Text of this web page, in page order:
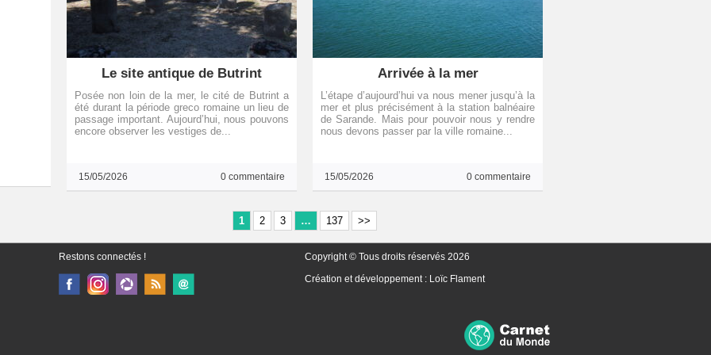
Le site antique de Butrint
Posée non loin de la mer, le cité de Butrint a
été durant la période greco romaine un lieu de
passage important. Aujourd’hui, nous pouvons
encore observer les vestiges de...
15/05/2026 0 commentaire
Arrivée à la mer
L’étape d’aujourd’hui va nous mener jusqu’à la
mer et plus précisément à la station balnéaire
de Sarande. Mais pour pouvoir nous y rendre
nous devons passer par la ville romaine...
15/05/2026 0 commentaire
1 2 3 … 137 >>
Restons connectés !
Copyright © Tous droits réservés 2026
Création et développement : Loïc Flament